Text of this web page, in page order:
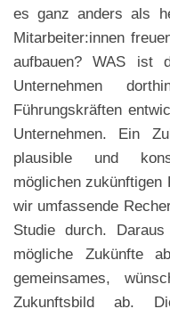
es ganz anders als
Mitarbeiter:innen
aufbauen? WAS ist
Unternehmen
Führungskräften
Unternehmen. Ein
plausible und
möglichen
wir umfassende
Studie durch.
mögliche Zukünfte
gemeinsames,
Zukunftsbild ab.